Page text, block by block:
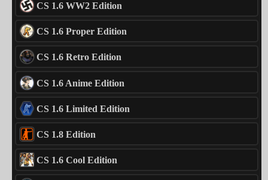
CS 1.6 WW2 Edition
CS 1.6 Proper Edition
CS 1.6 Retro Edition
CS 1.6 Anime Edition
CS 1.6 Limited Edition
CS 1.8 Edition
CS 1.6 Cool Edition